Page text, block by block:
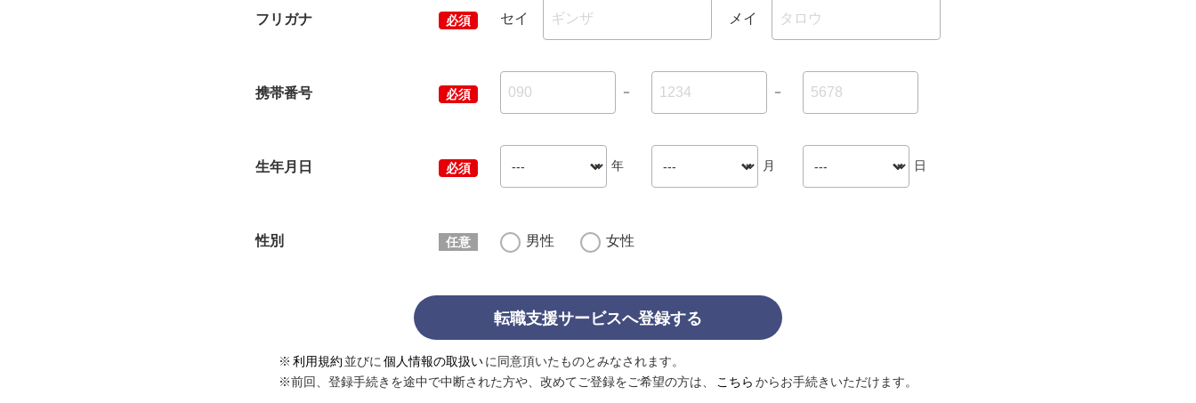
フリガナ セイ メイ
携帯番号 － －
生年月日 年 月 日
性別 男性 女性
転職支援サービスへ登録する
※ 利用規約 並びに 個人情報の取扱いに同意頂いたものとみなされます。
※前回、登録手続きを途中で中断された方や、改めてご登録をご希望の方は、
こちら からお手続きいただけます。